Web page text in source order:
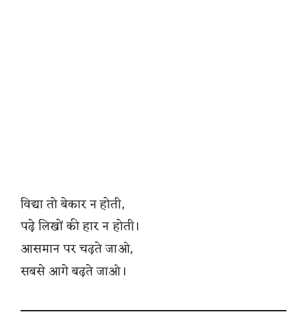
विद्या तो बेकार न होती,
पढ़े लिखों की हार न होती।
आसमान पर चढ़ते जाओ,
सबसे आगे बढ़ते जाओ।